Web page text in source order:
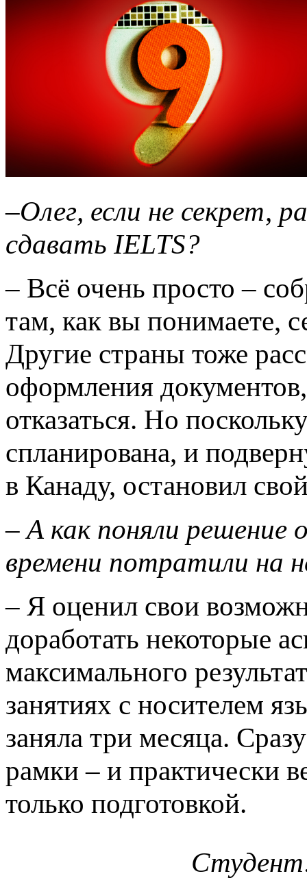
–Олег, если не секрет,
сдавать IELTS?
– Всё очень просто –
там, как вы понимаете,
Другие страны тоже
оформления
отказаться. Но
спланирована, и
в Канаду, остановил
–А как поняли решение
времени потратили на
– Я оценил свои
доработать некоторые
максимального
занятиях с носителем
заняла три месяца.
рамки – и практически
только подготовкой.